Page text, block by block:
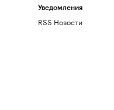
Уведомления
RSS Новости